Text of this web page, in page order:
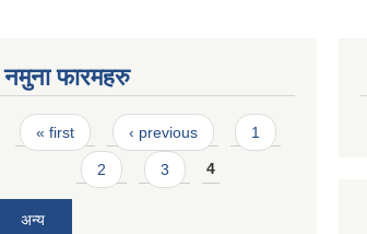
नमुना फारमहरु
Pages
« first ‹ previous 1
2 3 4
अन्य